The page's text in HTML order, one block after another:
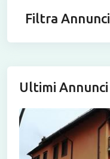
Filtra Annunci
Ultimi Annunci